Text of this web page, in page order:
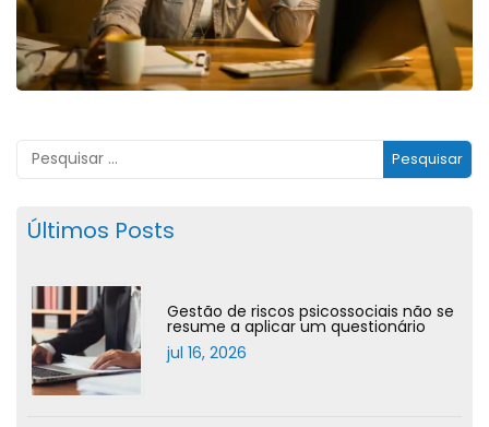
Últimos Posts
Gestão de riscos psicossociais não se
resume a aplicar um questionário
jul 16, 2026